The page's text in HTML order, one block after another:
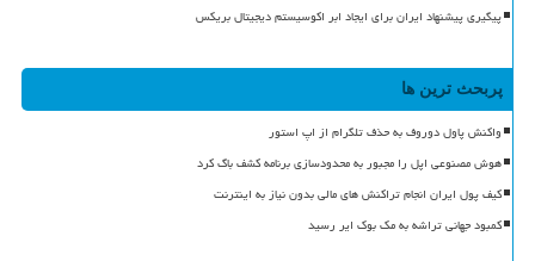
پیگیری پیشنهاد ایران برای ایجاد ابر اکوسیستم دیجیتال بریکس
پربحث ترین ها
واکنش پاول دوروف به حذف تلگرام از اپ استور
هوش مصنوعی اپل را مجبور به محدودسازی برنامه کشف باگ کرد
کیف پول ایران انجام تراکنش های مالی بدون نیاز به اینترنت
کمبود جهانی تراشه به مک بوک ایر رسید